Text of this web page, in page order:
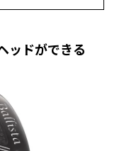
ッドができる